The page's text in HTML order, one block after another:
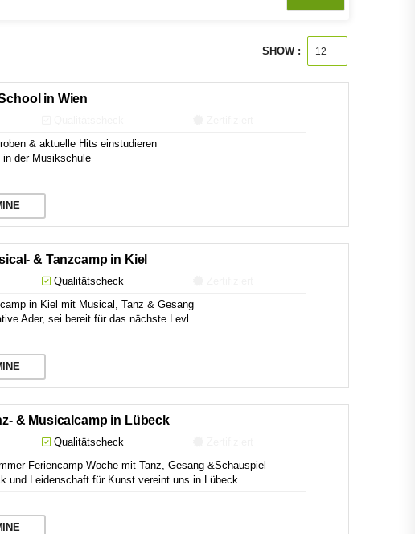
SHOW :
in Wien
& aktuelle Hits einstudieren
der Musikschule
& Tanzcamp in Kiel
Qualitätscheck
in Kiel mit Musical, Tanz & Gesang
Ader, sei bereit für das nächste Levl
& Musicalcamp in Lübeck
Qualitätscheck
Feriencamp-Woche mit Tanz, Gesang &Schauspiel
und Leidenschaft für Kunst vereint uns in Lübeck